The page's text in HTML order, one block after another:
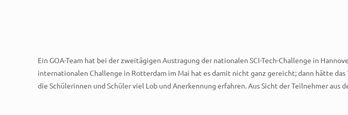
Ein GOA-Team hat bei der zweitägigen Austragung der nationalen SCI-Tech-Challenge in
internationalen Challenge in Rotterdam im Mai hat es damit nicht ganz gereicht; dann hätte
die Schülerinnen und Schüler viel Lob und Anerkennung erfahren. Aus Sicht der Teilnehmer aus